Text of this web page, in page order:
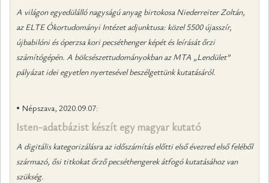
A világon egyedülálló nagyságú anyag birtokosa Niederreiter Zoltán,
az ELTE Ókortudományi Intézet adjunktusa: közel 5500 újasszír,
újbabilóni és óperzsa kori pecséthenger képét és leírását őrzi
számítógépén. A bölcsészettudományokban az MTA „Lendület”
pályázat idei egyetlen nyertesével beszélgettünk kutatásáról.
• Népszava, 2020.09.07:
Isten-adatbázist készít egy magyar kutató
A digitális kategorizálásra az időszámítás előtti első évezred első feléből
származó, ősi titkokat őrző pecséthengerek átfogó kutatásához van
szükség.